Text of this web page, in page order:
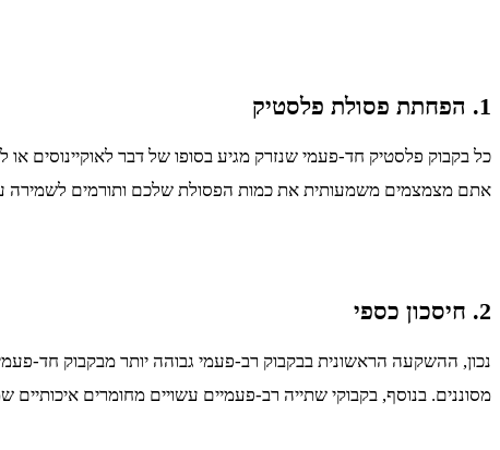
1. הפחתת פסולת פלסטיק
כל בקבוק פלסטיק חד-פעמי שנזרק מגיע בסופו של דבר לאוקיינוסים
אתם מצמצמים משמעותית את כמות הפסולת שלכם ותורמים לשמירה
2. חיסכון כספי
נכון, ההשקעה הראשונית בבקבוק רב-פעמי גבוהה יותר מבקבוק חד-
מסוננים. בנוסף, בקבוקי שתייה רב-פעמיים עשויים מחומרים איכותיים